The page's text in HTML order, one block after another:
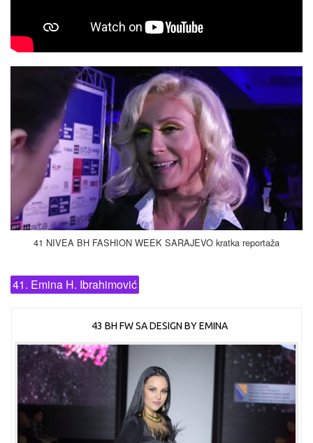
41 NIVEA BH FASHION WEEK SARAJEVO kratka reportaža
41. Emina H. Ibrahimović
43 BH FW SA DESIGN BY EMINA